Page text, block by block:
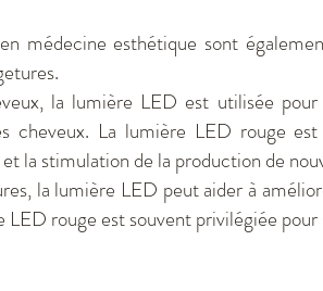
médecine esthétique sont
la lumière LED est utilisée
cheveux. La lumière LED rouge
la stimulation de la production de
la lumière LED peut aider à
LED rouge est souvent privilégiée